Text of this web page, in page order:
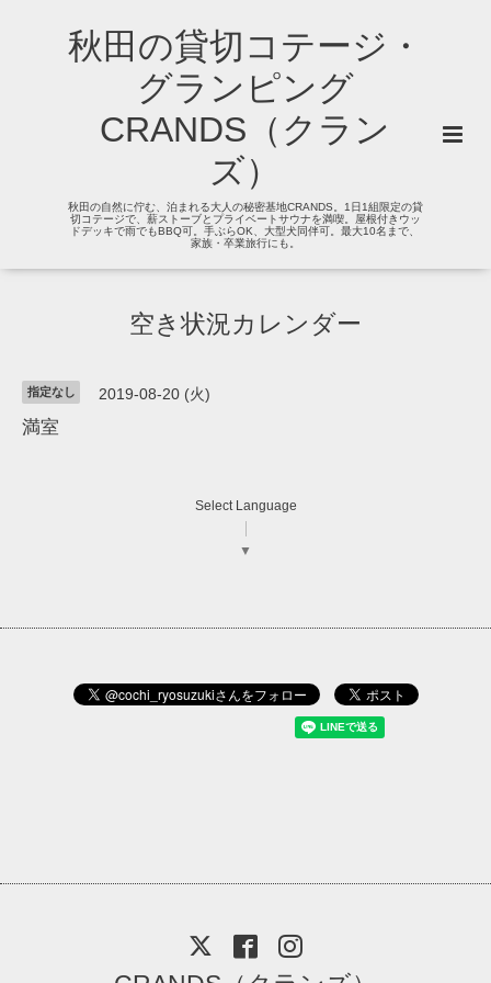
秋田の貸切コテージ・
グランピング
CRANDS（クラン
ズ）
秋田の自然に佇む、泊まれる大人の秘密基地CRANDS。1日1組限定の貸
切コテージで、薪ストーブとプライベートサウナを満喫。屋根付きウッ
ドデッキで雨でもBBQ可。手ぶらOK、大型犬同伴可。最大10名まで、
家族・卒業旅行にも。
空き状況カレンダー
指定なし 2019-08-20 (火)
満室
Select Language
▼